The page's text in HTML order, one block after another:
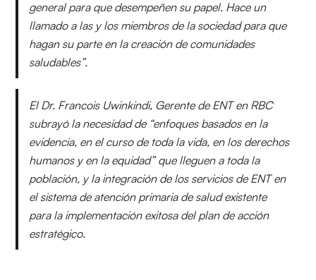
general para que desempeñen su papel. Hace un
llamado a las y los miembros de la sociedad para que
hagan su parte en la creación de comunidades
saludables”.
El Dr. Francois Uwinkindi, Gerente de ENT en RBC
subrayó la necesidad de “enfoques basados ​​en la
evidencia, ​​en el curso de toda la vida, ​​en los derechos
humanos y en la equidad” que lleguen a toda la
población, y la integración de los servicios de ENT en
el sistema de atención primaria de salud existente
para la implementación exitosa del plan de acción
estratégico.